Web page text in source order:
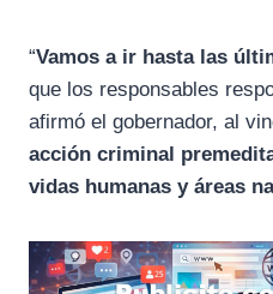
“Vamos a ir hasta las
que los responsables
afirmó el gobernador, al
acción criminal
vidas humanas y áreas